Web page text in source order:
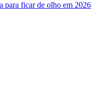
para ficar de olho em 2026